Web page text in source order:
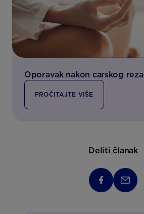
Oporavak nakon carskog reza
PROČITAJTE VIŠE
Deliti članak